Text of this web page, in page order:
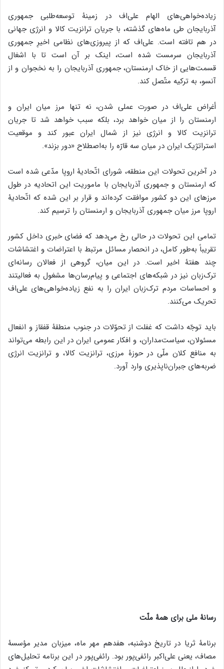
زیاده‌خواهی‌های الهام علی‌اف در زمینۀ توسعه‌طلبی جمهوری
آذربایجان طی ماه‌های گذشته، با جریان ترانزیت کالا و انرژی جهانی
در هم تافته است. علی‌اف که از پیروزی‌های نظامی اخیرِ جمهوری
آذربایجان سرمست شده است، اینک بر آن است تا با اشغال
قسمت‌هایی از خاک ارمنستان، جمهوری آذربایجان را به نخجوان و از
آنسو، به ترکیه متّصل کند.
أغراض علی‌اف در صورت عملی شدن، نه تنها مرز میان ایران و
ارمنستان را از میان خواهد برد، بلکه سبب خواهد شد تا جریان
ترانزیت کالا و انرژی نیز از شمال ایران عبور کند و موقعیت
استراتژیک ایران در میان سه قارّه را به‌اصطلاح «دور بزند».
در آخرین تحولات این منطقه، شورای اتّحادیۀ اروپا مدّعی شده است
که ارمنستان و جمهوری آذربایجان با ماموریت این اتحادیه در طول
مرزهای این دو کشور موافقت کرده‌اند و قرار بر این شده که اتّحادیۀ
اروپا مرز میان جمهوری آذربایجان و ارمنستان را ترسیم کند.
تمامی این تحولات در حالی رخ می‌دهد که فضای خبری داخل کشور
تقریباً به‌طور کامل، در انحصار مسائل مرتبط با اعتراضات و اغتشاشات
چند هفتۀ اخیر است. در این میان، گروهی از فعالان رسانه‌ای
ترک‌زبان نیز در شبکه‌های اجتماعی و پیام‌رسان‌ها مشغول به فعالیتند
و احساسات مردم ترک‌زبان ایران را به نفع زیاده‌خواهی‌های علی‌اف
تحریک می‌کنند.
باید توجّه داشت که غفلت از تحوّلات در جنوب منطقۀ قفقاز و انفعال
مسئولان، سیاست‌مداران، و افکار عمومی ایران در این رابطه می‌تواند
به منافع کلان ملّی در حوزۀ مرزی، ترانزیت کالا، و ترانزیت انرژی
ضربه‌های جبران‌ناپذیری وارد آورد.
دادند، رسانه‌های أصول‌گرا این حضور را به‌سبب فقدان ‌تخصّص و
«گزافه‌گویی‌های سابق» رائفی‌پور ناخوشایند قلمداد کردند.
امّا به نظر می‌رسد ناراحتی رسانه‌های اصلاح‌طلب و أصول‌گرا از جای
دیگری باشد: «هر کس از ما نیست، حق حرف زدن ندارد.» در این